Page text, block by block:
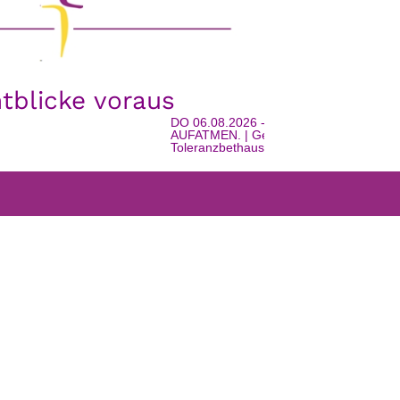
voraus
DO 06.08.2026 - 16:00 Uhr | EINTRETEN.
AUFATMEN. | Geschichte, Gemeinschaft
Toleranzbethaus in Watschig | mit